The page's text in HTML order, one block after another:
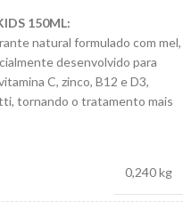
150ML:
natural formulado com mel,
desenvolvido para
C, zinco, B12 e D3,
tornando o tratamento mais
0,240 kg